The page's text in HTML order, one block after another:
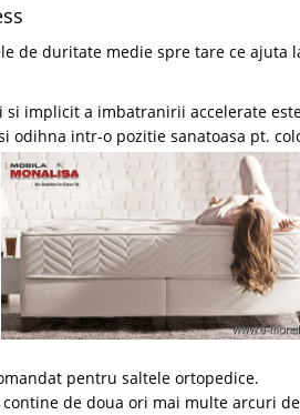
de duritate medie spre tare ce ajuta
implicit a imbatranirii accelerate
odihna intr-o pozitie sanatoasa pt.
pentru saltele ortopedice.
de doua ori mai multe arcuri